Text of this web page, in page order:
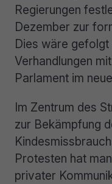
Regierungen
Dezember zur
Dies wäre
Verhandlungen
Parlament im
Im Zentrum des
zur Bekämpfung
Protesten hat man
privater